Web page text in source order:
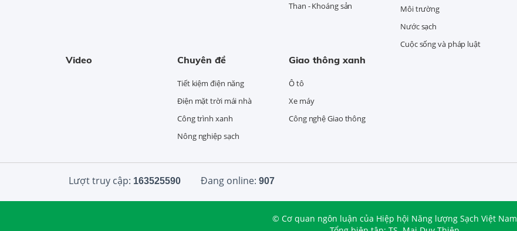
Than - Khoáng sản
Môi trường
Nước sạch
Cuộc sống và pháp luật
Video Chuyên đề
Tiết kiệm điện năng
Điện mặt trời mái nhà
Công trình xanh
Nông nghiệp sạch
Giao thông xanh
Ô tô
Xe máy
Công nghệ Giao thông
Lượt truy cập: 163525590 Đang online: 907
© Cơ quan ngôn luận của Hiệp hội Năng lượng Sạch Việt Nam